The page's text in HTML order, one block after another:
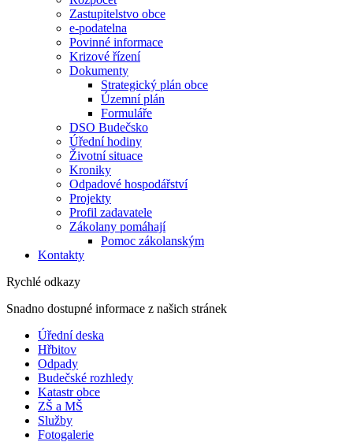
Zastupitelstvo obce
e-podatelna
Povinné informace
Krizové řízení
Dokumenty
Strategický plán obce
Územní plán
Formuláře
DSO Budečsko
Úřední hodiny
Životní situace
Kroniky
Odpadové hospodářství
Projekty
Profil zadavatele
Zákolany pomáhají
Pomoc zákolanským
Kontakty
Rychlé odkazy
Snadno dostupné informace z našich stránek
Úřední deska
Hřbitov
Odpady
Budečské rozhledy
Katastr obce
ZŠ a MŠ
Služby
Fotogalerie